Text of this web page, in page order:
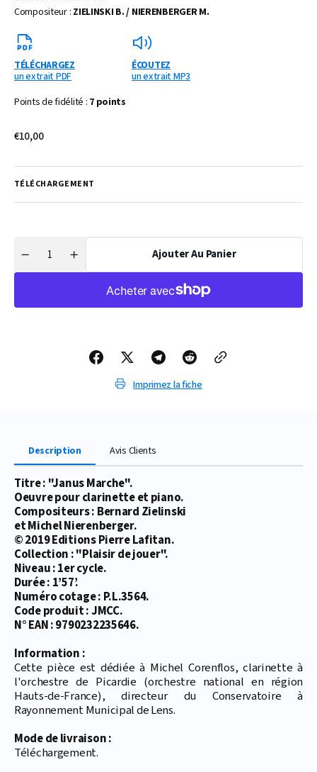
Compositeur : ZIELINSKI B. / NIERENBERGER M.
TÉLÉCHARGEZ
un extrait PDF
ÉCOUTEZ
un extrait MP3
Points de fidélité : 7 points
Prix
€10,00
TÉLÉCHARGEMENT
Réduire
Quantité
Augmenter
Ajouter Au Panier
Imprimez la fiche
Description Avis Clients
Titre : "Janus Marche".
Oeuvre pour clarinette et piano.
Compositeurs : Bernard Zielinski
et Michel Nierenberger.
© 2019 Editions Pierre Lafitan.
Collection : "Plaisir de jouer".
Niveau : 1er cycle.
Durée : 1’57’.
Numéro cotage : P.L.3564.
Code produit : JMCC.
N° EAN : 9790232235646.
Information :
Cette pièce est dédiée à Michel Corenflos, clarinette à
l'orchestre de Picardie (orchestre national en région
Hauts-de-France), directeur du Conservatoire à
Rayonnement Municipal de Lens.
Mode de livraison :
Téléchargement.